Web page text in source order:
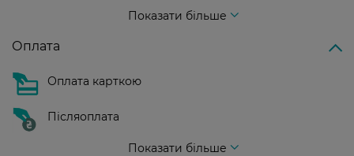
Показати більше
Оплата
Оплата карткою
Післяоплата
Показати більше